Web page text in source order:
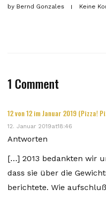
by Bernd Gonzales Keine
1 Comment
12 von 12 im Januar 2019 (Pizza!
12. Januar 2019at18:46
Antworten
[…] 2013 bedankten wir
dass sie über die
berichtete. Wie